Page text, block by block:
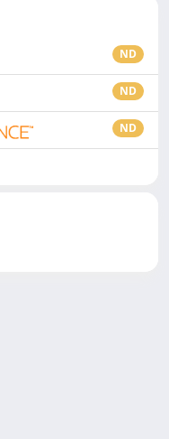
ND
ND
ND